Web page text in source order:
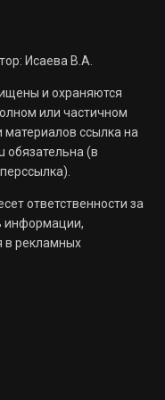
Исаева В.А.
и охраняются
или частичном
материалов ссылка на
обязательна (в
ответственности за
информации,
рекламных